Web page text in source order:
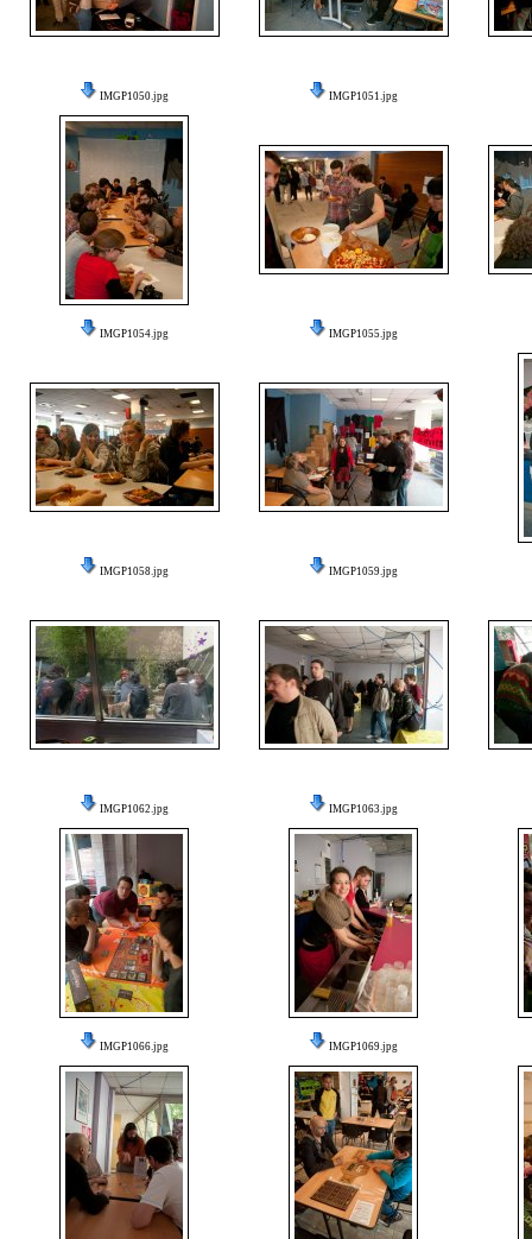
IMGP1050.jpg IMGP1051.jpg
IMGP1054.jpg IMGP1055.jpg
IMGP1058.jpg IMGP1059.jpg
IMGP1062.jpg IMGP1063.jpg
IMGP1066.jpg IMGP1069.jpg